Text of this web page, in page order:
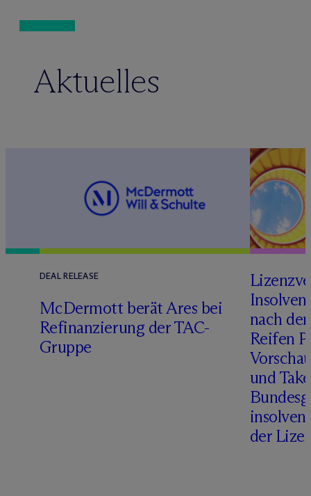
Aktuelles
DEAL RELEASE
McDermott berät Ares bei
Refinanzierung der TAC-
Gruppe
nach
Reifen
und
der